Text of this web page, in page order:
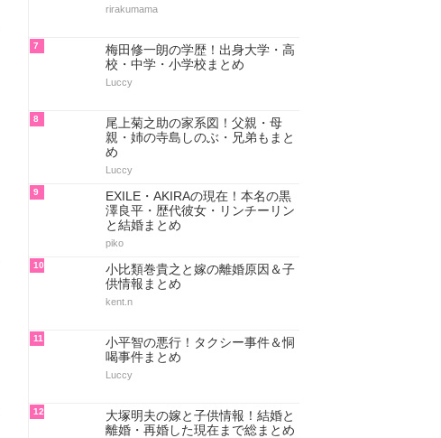
rirakumama
7
梅田修一朗の学歴！出身大学・高
校・中学・小学校まとめ
Luccy
8
尾上菊之助の家系図！父親・母
親・姉の寺島しのぶ・兄弟もまと
め
Luccy
9
EXILE・AKIRAの現在！本名の黒
澤良平・歴代彼女・リンチーリン
と結婚まとめ
piko
10
小比類巻貴之と嫁の離婚原因＆子
供情報まとめ
kent.n
11
小平智の悪行！タクシー事件＆恫
喝事件まとめ
Luccy
12
大塚明夫の嫁と子供情報！結婚と
離婚・再婚した現在まで総まとめ